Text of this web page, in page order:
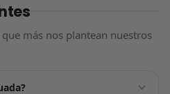
más nos plantean nuestros